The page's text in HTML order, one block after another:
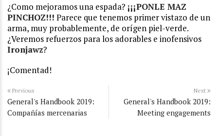
¿Como mejoramos una espada? ¡¡¡PONLE MAZ
PINCHOZ!!! Parece que tenemos primer vistazo de un
arma, muy probablemente, de orígen piel-verde.
¿Veremos refuerzos para los adorables e inofensivos
Ironjawz?
¡Comentad!
Previous
General's Handbook 2019:
Compañías mercenarias
Next
General's Handbook 2019:
Meeting engagements